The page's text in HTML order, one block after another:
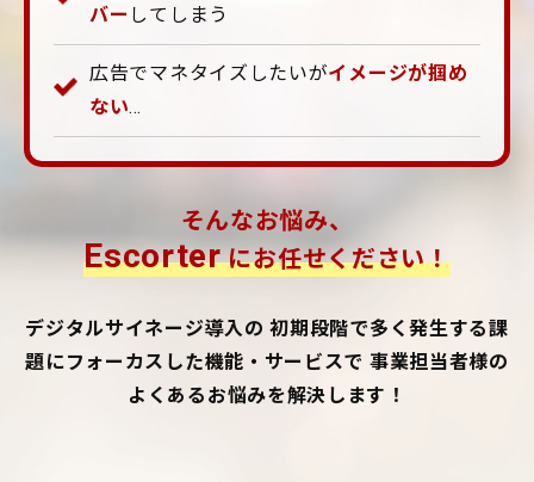
バー してしまう
広告でマネタイズしたいがイメージが掴め
ない…
そんなお悩み、
Escorterにお任せください！
デジタルサイネージ導入の 初期段階で多く発生する課
題にフォーカスした機能・サービスで 事業担当者様の
よくあるお悩みを解決します！